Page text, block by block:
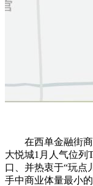
在西单金融街
大悦城1月人气位列
口、并热衷于“玩点
手中商业体量最小